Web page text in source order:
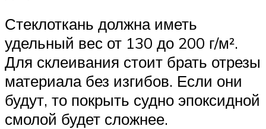
Стеклоткань должна иметь
удельный вес от 130 до 200 г/м².
Для склеивания стоит брать отрезы
материала без изгибов. Если они
будут, то покрыть судно эпоксидной
смолой будет сложнее.